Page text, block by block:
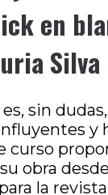
en
Silva
sin
y
curso
obra
la revista